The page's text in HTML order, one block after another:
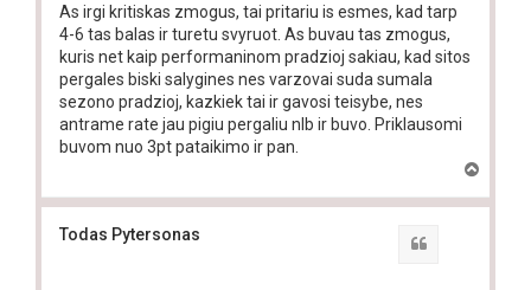
As irgi kritiskas zmogus, tai pritariu is esmes, kad tarp
4-6 tas balas ir turetu svyruot. As buvau tas zmogus,
kuris net kaip performaninom pradzioj sakiau, kad sitos
pergales biski salygines nes varzovai suda sumala
sezono pradzioj, kazkiek tai ir gavosi teisybe, nes
antrame rate jau pigiu pergaliu nlb ir buvo. Priklausomi
buvom nuo 3pt pataikimo ir pan.
p
Todas Pytersonas